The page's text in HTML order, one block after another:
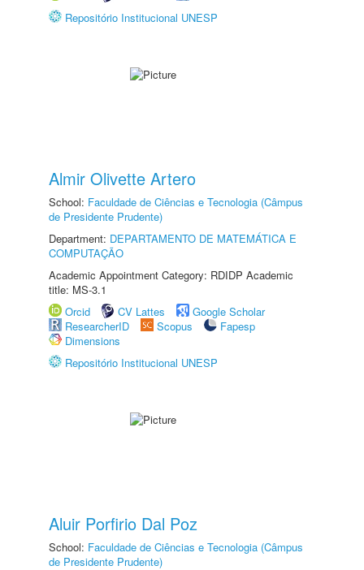
Repositório Institucional UNESP
Almir Olivette Artero
School: Faculdade de Ciências e Tecnologia (Câmpus
de Presidente Prudente)
Department: DEPARTAMENTO DE MATEMÁTICA E
COMPUTAÇÃO
Academic Appointment Category: RDIDP Academic
title: MS-3.1
Orcid
CV Lattes
Google Scholar
ResearcherID
Scopus
Fapesp
Dimensions
Repositório Institucional UNESP
Aluir Porfirio Dal Poz
School: Faculdade de Ciências e Tecnologia (Câmpus
de Presidente Prudente)